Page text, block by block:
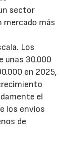
sector
más
Los
unas 30.000
en 2025,
el
los envíos
de